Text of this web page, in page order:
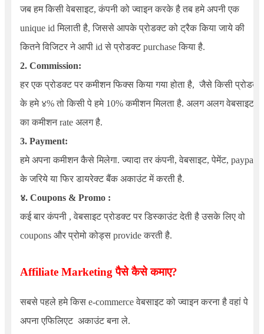
जब हम किसी वेबसाइट, कंपनी को ज्वाइन करके है तब हमे अपनी एक
unique id मिलाती है, जिससे आपके प्रोडक्ट को ट्रैक किया जाये की
कितने विजिटर ने आपी id से प्रोडक्ट purchase किया है.
2. Commission:
हर एक प्रोडक्ट पर कमीशन फिक्स किया गया होता है, जैसे किसी प्रोडक्ट
के हमे ४% तो किसी पे हमे 10% कमीशन मिलता है. अलग अलग वेबसाइट
का कमीशन rate अलग है.
3. Payment:
हमे अपना कमीशन कैसे मिलेगा. ज्यादा तर कंपनी, वेबसाइट, पेमेंट, paypal
के जरिये या फिर डायरेक्ट बैंक अकाउंट में करती है.
४. Coupons & Promo :
कई बार कंपनी , वेबसाइट प्रोडक्ट पर डिस्काउंट देती है उसके लिए वो
coupons और प्रोमो कोड्स provide करती है.
AffiliateMarketingपैसे कैसे कमाए?
सबसे पहले हमे किस e-commerce वेबसाइट को ज्वाइन करना है वहां पे
अपना एफिलिएट अकाउंट बना ले.